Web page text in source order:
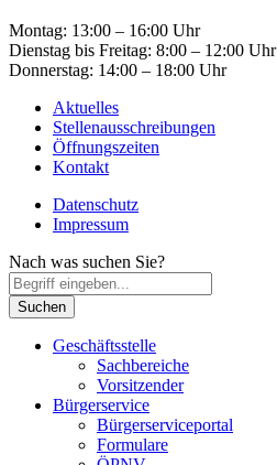
Montag: 13:00 – 16:00 Uhr
Dienstag bis Freitag: 8:00 – 12:00 Uhr
Donnerstag: 14:00 – 18:00 Uhr
Aktuelles
Stellenausschreibungen
Öffnungszeiten
Kontakt
Datenschutz
Impressum
Nach was suchen Sie?
Geschäftsstelle
Sachbereiche
Vorsitzender
Bürgerservice
Bürgerserviceportal
Formulare